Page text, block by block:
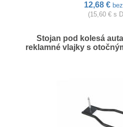
12,68 €
(15,60 € s
Stojan pod kolesá
reklamné vlajky s